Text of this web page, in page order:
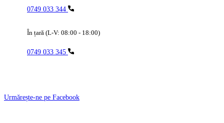
0749 033 344
În țară (L-V: 08:00 - 18:00)
0749 033 345
Urmărește-ne pe Facebook